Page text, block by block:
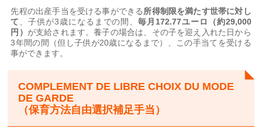
先程の出産手当を受ける事ができる所得制限を満たす世帯に対し
て、子供が3歳になるまでの間、毎月 172.77ユーロ（約29,000
円） が支給されます。養子の場合は、その子を迎え入れた日から
3年間の間（但し子供が20歳になるまで）、この手当てを受ける
事ができます。
COMPLEMENT DE LIBRE CHOIX DU MODE
DE GARDE
（保育方法自由選択補足手当）